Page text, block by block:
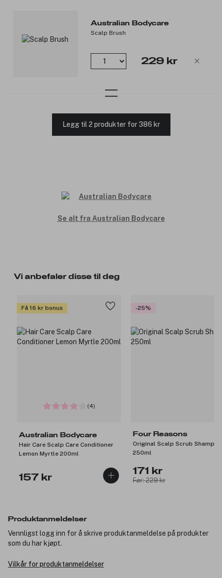
Australian Bodycare
Scalp Brush
229 kr
Legg til 2 produkter for 386 kr
Se alt fra Australian Bodycare
Vi anbefaler disse til deg
Få 16 kr bonus
(4)
Australian Bodycare
Hair Care Scalp Care Conditioner
Lemon Myrtle 200ml
157 kr
-25%
Four Reasons
Original Scalp Scrub Shampoo
250ml
171 kr
Før: 229 kr
Produktanmeldelser
Vennligst logg inn for å skrive produktanmeldelse på produkter
som du har kjøpt.
Vilkår for produktanmeldelser